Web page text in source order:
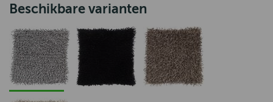
Beschikbare varianten